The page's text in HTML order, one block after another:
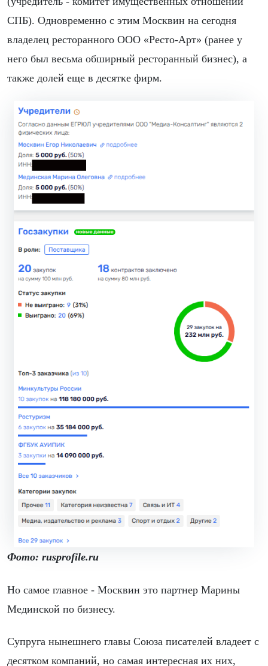
СПБ). Одновременно с этим Москвин на сегодня
владелец ресторанного ООО «Ресто-Арт» (ранее у
него был весьма обширный ресторанный бизнес), а
также долей еще в десятке фирм.
Фото: rusprofile.ru
Но самое главное - Москвин это партнер Марины
Мединской по бизнесу.
Супруга нынешнего главы Союза писателей владеет с
десятком компаний, но самая интересная их них,